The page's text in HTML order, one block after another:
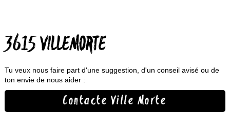
3615 VILLEMORTE
Tu veux nous faire part d'une suggestion, d'un conseil avisé ou de
ton envie de nous aider :
Contacte Ville Morte